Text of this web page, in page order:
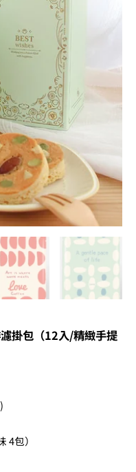
掛包（12入/精緻手提
4包）